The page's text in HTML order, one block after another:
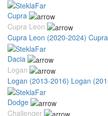
Cupra
Cupra Leon
Cupra Leon (2020-2024)
Dacia
Logan
Logan (2013-2016) Logan
Dodge
Challenger